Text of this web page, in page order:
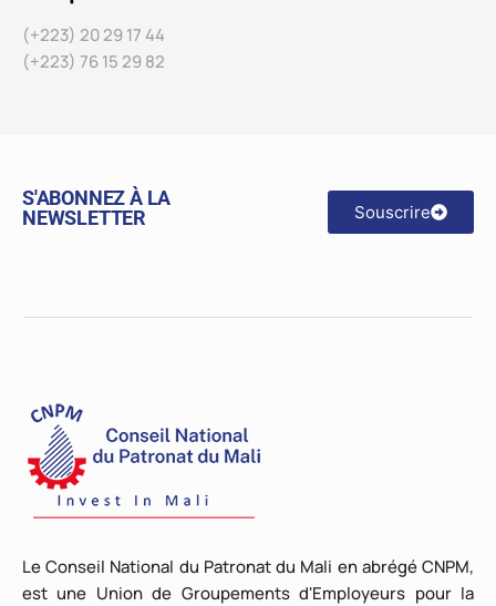
(+223) 20 29 17 44
(+223) 76 15 29 82
S'ABONNEZ À LA
NEWSLETTER
Souscrire
Le Conseil National du Patronat du Mali en abrégé CNPM,
est une Union de Groupements d'Employeurs pour la